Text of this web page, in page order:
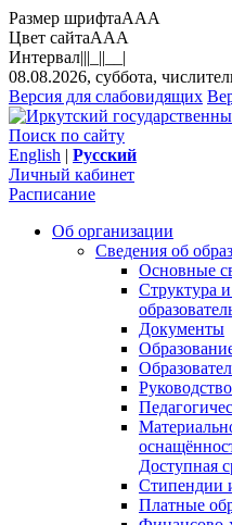
Размер шрифтаAAA
Цвет сайтаAAA
Интервал|||_||__|
08.08.2026, суббота,
Версия для слабовидящих
Поиск по сайту
English | Русский
Личный кабинет
Расписание
Об организации
Сведения об
Основные
Структура
Документы
Руководство
Доступная
Стипендии
Платные